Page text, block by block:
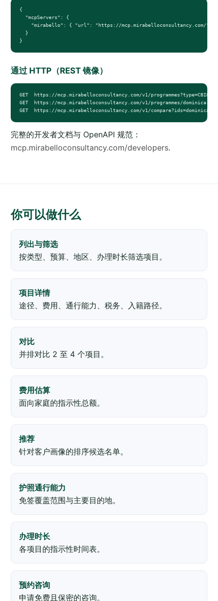
{
  "mcpServers": {
"mirabello": { "url": "https://mcp.mirabelloconsultancy.com/",
  }
}
通过 HTTP（REST 镜像）
GET  https://mcp.mirabelloconsultancy.com/v1/
GET  https://mcp.mirabelloconsultancy.com/v1/programmes/dominica-
GET  https://mcp.mirabelloconsultancy.com/v1/compare?ids=dominica-
完整的开发者文档与 OpenAPI 规范：
mcp.mirabelloconsultancy.com/developers.
你可以做什么
列出与筛选
按类型、预算、地区、办理时长筛选项目。
项目详情
途径、费用、通行能力、税务、入籍路径。
对比
并排对比 2 至 4 个项目。
费用估算
面向家庭的指示性总额。
推荐
针对客户画像的排序候选名单。
护照通行能力
免签覆盖范围与主要目的地。
办理时长
各项目的指示性时间表。
预约咨询
申请免费且保密的咨询。